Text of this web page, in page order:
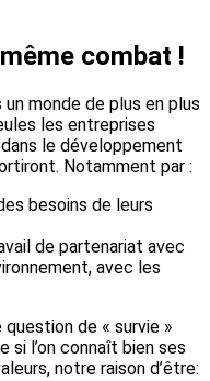
combat !
un monde de plus en plus
les entreprises
le développement
Notamment par :
besoins de leurs
de partenariat avec
avec les
de « survie »
si l’on connaît bien ses
notre raison d’être: